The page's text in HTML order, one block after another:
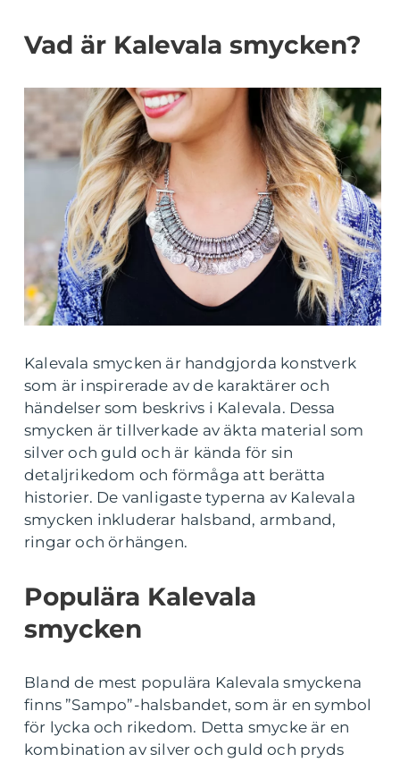
Vad är Kalevala smycken?
Kalevala smycken är handgjorda konstverk
som är inspirerade av de karaktärer och
händelser som beskrivs i Kalevala. Dessa
smycken är tillverkade av äkta material som
silver och guld och är kända för sin
detaljrikedom och förmåga att berätta
historier. De vanligaste typerna av Kalevala
smycken inkluderar halsband, armband,
ringar och örhängen.
Populära Kalevala
smycken
Bland de mest populära Kalevala smyckena
finns ”Sampo”-halsbandet, som är en symbol
för lycka och rikedom. Detta smycke är en
kombination av silver och guld och pryds